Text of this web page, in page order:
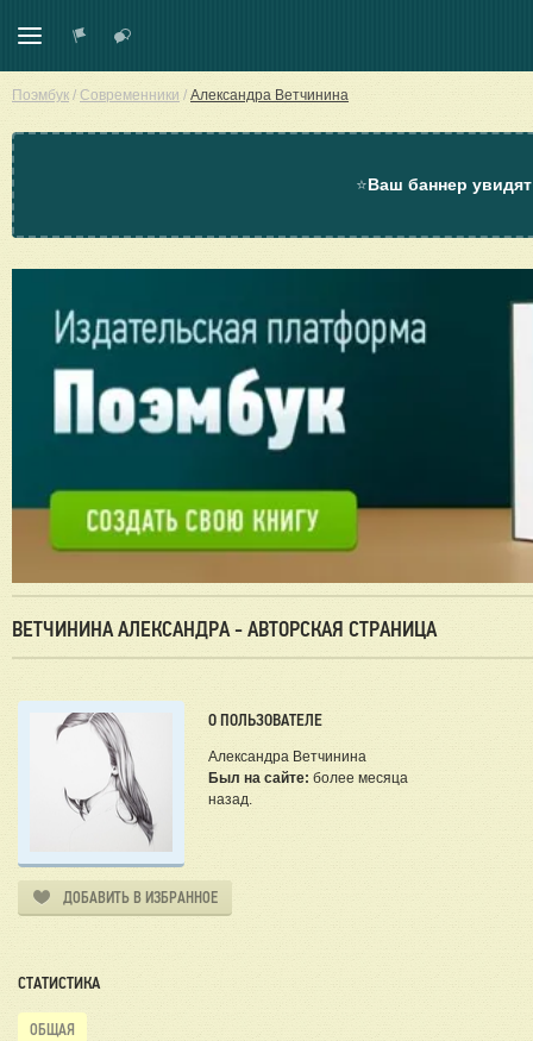
Поэмбук / Современники / Александра Ветчинина
⭐Ваш баннер
ВЕТЧИНИНА АЛЕКСАНДРА - АВТОРСКАЯ СТРАНИЦА
О ПОЛЬЗОВАТЕЛЕ
Александра Ветчинина
Был на сайте: более месяца
назад.
ДОБАВИТЬ В ИЗБРАННОЕ
СТАТИСТИКА
ОБЩАЯ